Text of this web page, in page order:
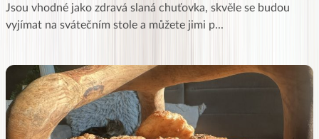
Jsou vhodné jako zdravá slaná chuťovka, skvěle se budou
vyjímat na svátečním stole a můžete jimi p...